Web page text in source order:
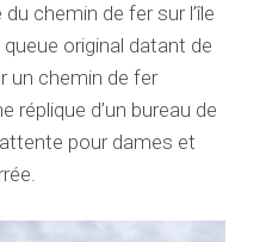
chemin de fer sur l’île
original datant de
un chemin de fer
réplique d’un bureau de
pour dames et